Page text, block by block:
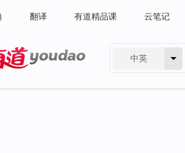
翻译 有道精品课 云笔记
中英